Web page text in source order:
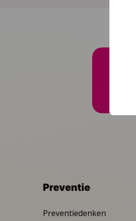
Preventie
Preventiedenken